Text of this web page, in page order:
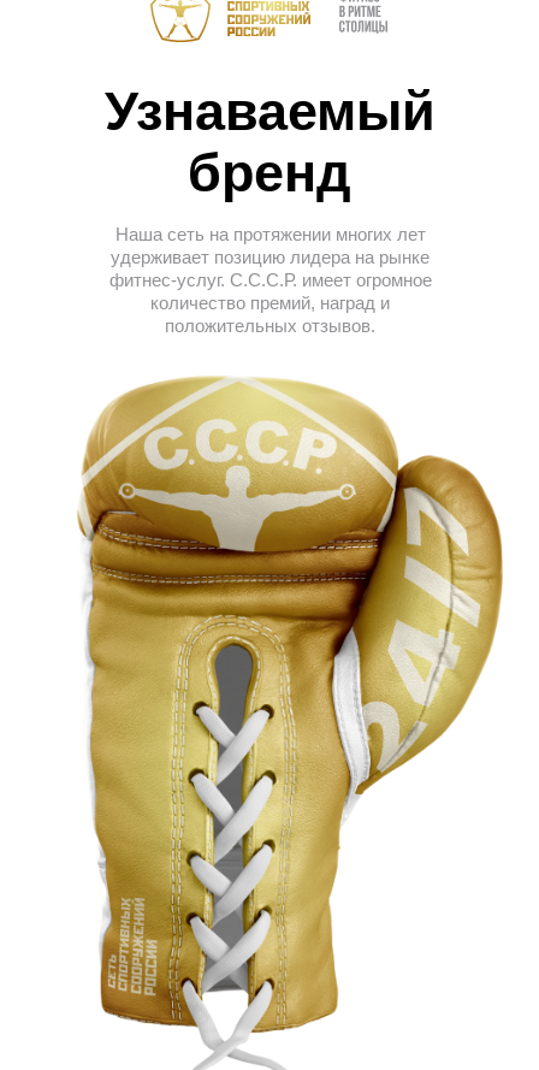
Узнаваемый
бренд
Наша сеть на протяжении многих лет
удерживает позицию лидера на рынке
фитнес-услуг. С.С.С.Р. имеет огромное
количество премий, наград и
положительных отзывов.